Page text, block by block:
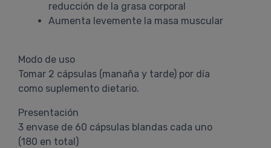
reducción de la grasa corporal
Aumenta levemente la masa muscular
Modo de uso
Tomar 2 cápsulas (manaña y tarde) por día
como suplemento dietario.
Presentación
3 envase de 60 cápsulas blandas cada uno
(180 en total)